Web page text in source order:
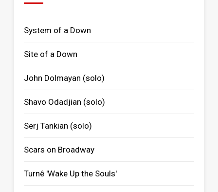
System of a Down
Site of a Down
John Dolmayan (solo)
Shavo Odadjian (solo)
Serj Tankian (solo)
Scars on Broadway
Turnê 'Wake Up the Souls'